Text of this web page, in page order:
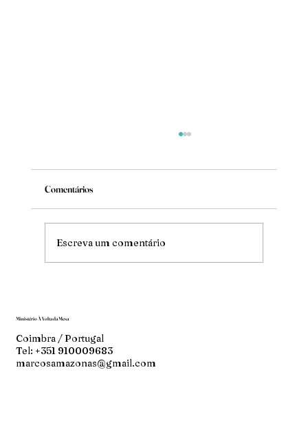
Mude
Comentários
Escreva um comentário
Ministério À Volta da Mesa
Coimbra / Portugal
Tel: +351 910009683
marcosamazonas@gmail.com